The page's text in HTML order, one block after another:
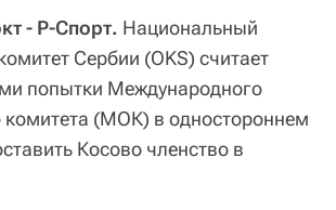
- Р-Спорт. Национальный
Сербии (OKS) считает
попытки Международного
комитета (МОК) в одностороннем
Косово членство в